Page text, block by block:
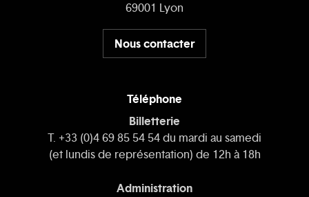
69001 Lyon
Nous contacter
Téléphone
Billetterie
T. +33 (0)4 69 85 54 54 du mardi au samedi
(et lundis de représentation) de 12h à 18h
Administration